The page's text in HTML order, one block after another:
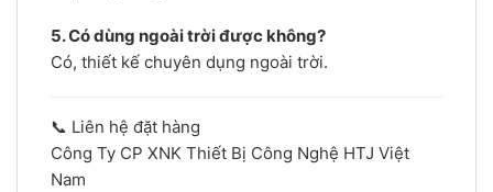
5. Có dùng ngoài trời được không?
Có, thiết kế chuyên dụng ngoài trời.
📞 Liên hệ đặt hàng
Công Ty CP XNK Thiết Bị Công Nghệ HTJ Việt
Nam